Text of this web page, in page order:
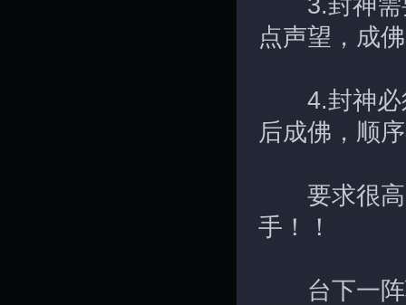
3.封神需要
点声望，成
4.封神必须
后成佛，顺
要求很高,
手！！
台下一阵骚